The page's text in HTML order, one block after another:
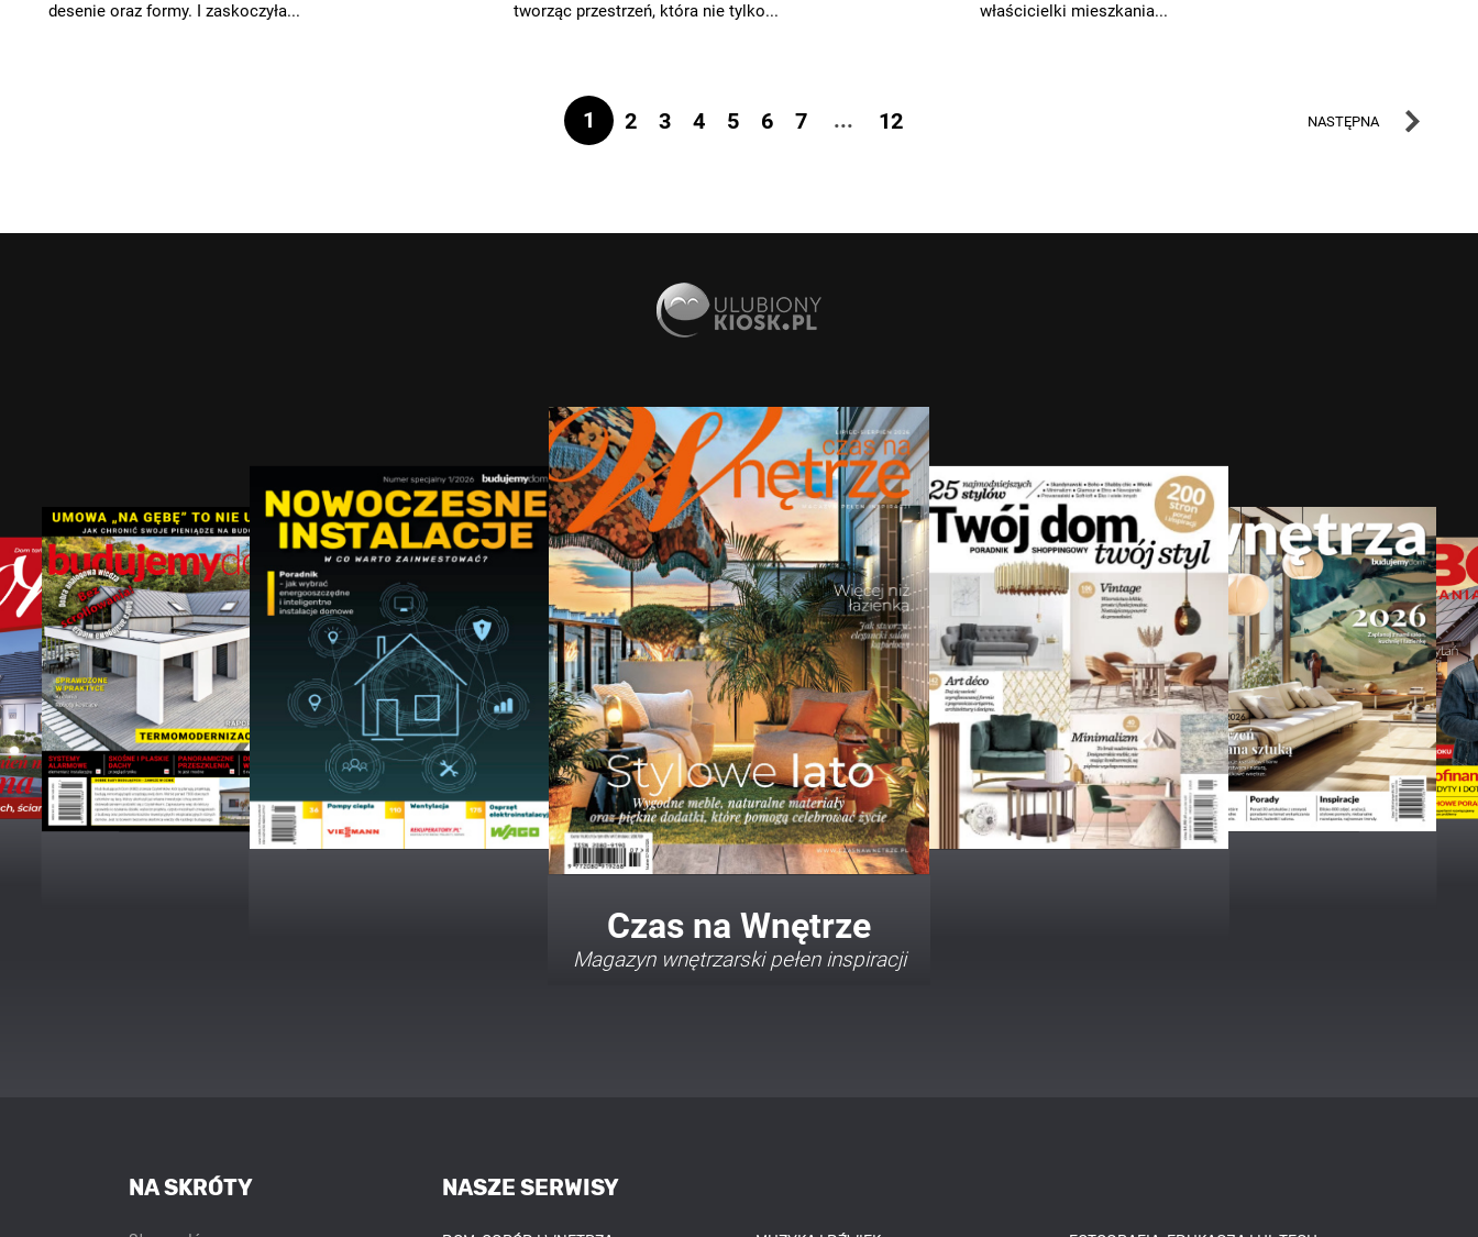
desenie oraz formy. I zaskoczyła...
tworząc przestrzeń, która nie tylko...
właścicielki mieszkania...
1 2 3 4 5 6 7 ... 12 NASTĘPNA
Twój Dom Twój Styl
Porady i inspiracje w najmodniejszych
NASZE SERWISY
NA SKRÓTY